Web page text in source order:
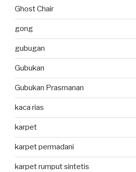
Ghost Chair
gong
gubugan
Gubukan
Gubukan Prasmanan
kaca rias
karpet
karpet permadani
karpet rumput sintetis